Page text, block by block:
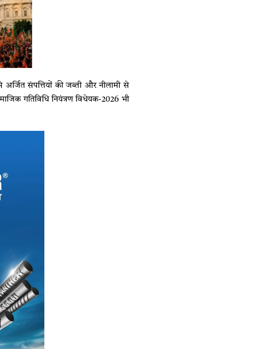
संपत्तियों की जब्ती और नीलामी से
गतिविधि नियंत्रण विधेयक-2026 भी